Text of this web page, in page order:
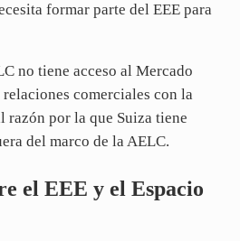
formar parte del EEE para
no tiene acceso al Mercado
comerciales con la
razón por la que Suiza tiene
del marco de la AELC.
el EEE y el Espacio